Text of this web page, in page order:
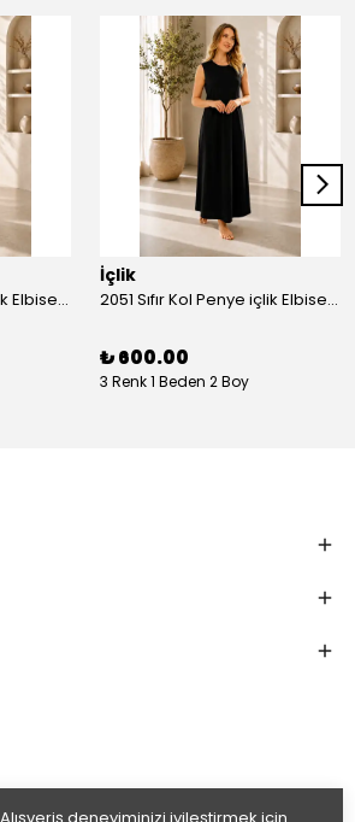
2051 Sıfır Kol Penye içlik Elbise - Ekru
İçlik
2051 Sıfır Kol Penye içlik Elbise - Siyah
₺ 600.00
3 Renk 1 Beden 2 Boy